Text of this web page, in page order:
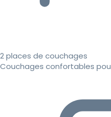
2 places de couchages
Couchages confortables